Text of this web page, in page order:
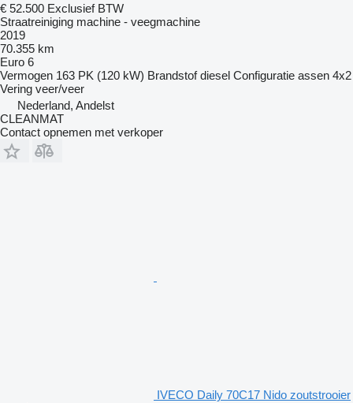
€ 52.500 Exclusief BTW
Straatreiniging machine - veegmachine
2019
70.355 km
Euro 6
Vermogen 163 PK (120 kW) Brandstof diesel Configuratie assen 4x2
Vering veer/veer
Nederland, Andelst
CLEANMAT
Contact opnemen met verkoper
IVECO Daily 70C17 Nido zoutstrooier